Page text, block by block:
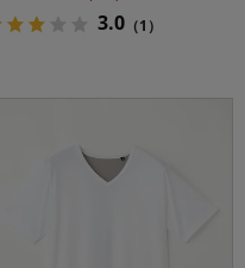
3.0 （1）